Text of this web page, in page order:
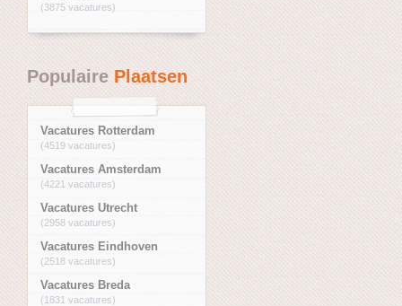
(3875 vacatures)
PopulairePlaatsen
Vacatures Rotterdam
(4519 vacatures)
Vacatures Amsterdam
(4221 vacatures)
Vacatures Utrecht
(2958 vacatures)
Vacatures Eindhoven
(2518 vacatures)
Vacatures Breda
(1831 vacatures)